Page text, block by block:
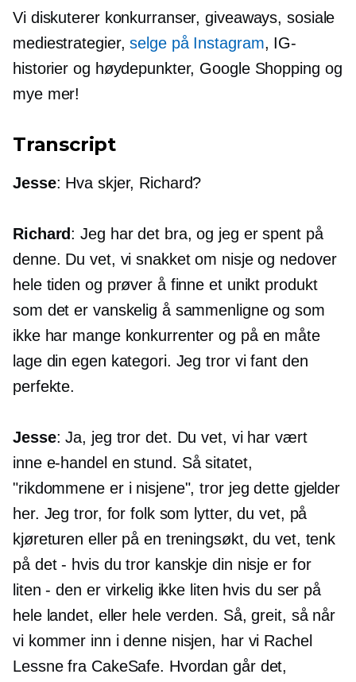
Vi diskuterer konkurranser, giveaways, sosiale
mediestrategier,selge på Instagram, IG-
historier og høydepunkter, Google Shopping og
mye mer!
Transcript
Jesse: Hva skjer, Richard?
Richard: Jeg har det bra, og jeg er spent på
denne. Du vet, vi snakket om nisje og nedover
hele tiden og prøver å finne et unikt produkt
som det er vanskelig å sammenligne og som
ikke har mange konkurrenter og på en måte
lage din egen kategori. Jeg tror vi fant den
perfekte.
Jesse: Ja, jeg tror det. Du vet, vi har vært
inne e-handel en stund. Så sitatet,
"rikdommene er i nisjene", tror jeg dette gjelder
her. Jeg tror, ​​for folk som lytter, du vet, på
kjøreturen eller på en treningsøkt, du vet, tenk
på det- hvis du tror kanskje din nisje er for
liten - den er virkelig ikke liten hvis du ser på
hele landet, eller hele verden. Så, greit, så når
vi kommer inn i denne nisjen, har vi Rachel
Lessne fra CakeSafe. Hvordan går det,